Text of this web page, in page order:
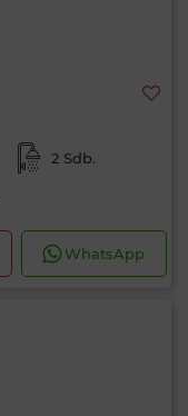
2 Sdb.
WhatsApp